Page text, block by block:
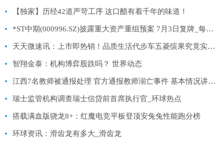
【独家】历经42道严苛工序 这口醋有着千年的味道！
*ST中期(000996.SZ)披露重大资产重组预案 7月3日复牌_每日观察
天天微速讯：上市即热销！品质生活代步车五菱缤果究竟实力如何？先试再说
智翔金泰：机构博弈股跌吗？ 世界动态
江西7名教师被通报处理 官方通报教师溺亡事件 基本情况讲解 世界最新
瑞士监管机构调查瑞士信贷前首席执行官_环球热点
搭载满血版骁龙8+：红魔电竞平板登顶安兔兔性能跑分榜
环球资讯：滑齿龙有多大_滑齿龙